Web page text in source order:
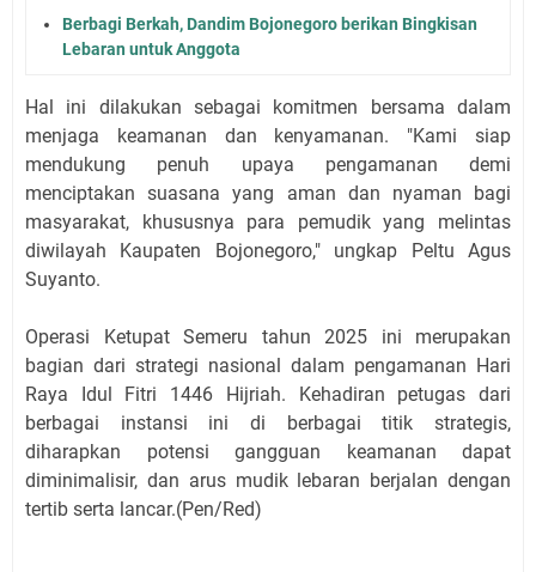
Berbagi Berkah, Dandim Bojonegoro berikan Bingkisan
Lebaran untuk Anggota
Hal ini dilakukan sebagai komitmen bersama dalam
menjaga keamanan dan kenyamanan. "Kami siap
mendukung penuh upaya pengamanan demi
menciptakan suasana yang aman dan nyaman bagi
masyarakat, khususnya para pemudik yang melintas
diwilayah Kaupaten Bojonegoro," ungkap Peltu Agus
Suyanto.
Operasi Ketupat Semeru tahun 2025 ini merupakan
bagian dari strategi nasional dalam pengamanan Hari
Raya Idul Fitri 1446 Hijriah. Kehadiran petugas dari
berbagai instansi ini di berbagai titik strategis,
diharapkan potensi gangguan keamanan dapat
diminimalisir, dan arus mudik lebaran berjalan dengan
tertib serta lancar.(Pen/Red)